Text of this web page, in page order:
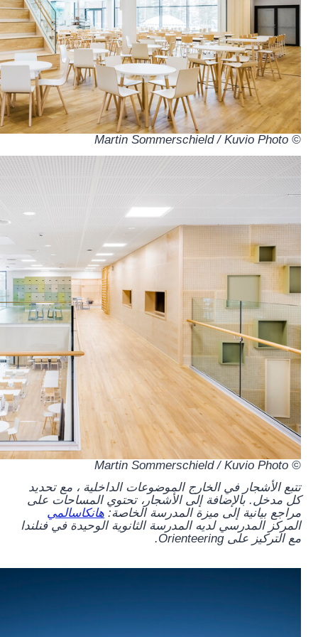
© Martin Sommerschield / Kuvio Photo
© Martin Sommerschield / Kuvio Photo
تتبع الأشجار في الخارج الموضوعات الداخلية ، مع تحديد
كل مدخل. بالإضافة إلى الأشجار، تحتوي المساحات على
مراجع بيانية إلى ميزة المدرسة الخاصة: هانكاسالمي
المركز المدرسي لديه المدرسة الثانوية الوحيدة في فنلندا
مع التركيز على Orienteering.